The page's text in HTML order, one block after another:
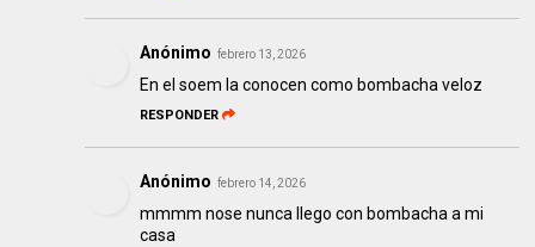
Anónimo febrero 13, 2026
En el soem la conocen como bombacha veloz
RESPONDER
Anónimo febrero 14, 2026
mmmm nose nunca llego con bombacha a mi
casa